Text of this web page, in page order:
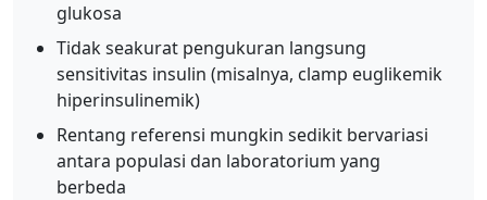
glukosa
Tidak seakurat pengukuran langsung
sensitivitas insulin (misalnya, clamp euglikemik
hiperinsulinemik)
Rentang referensi mungkin sedikit bervariasi
antara populasi dan laboratorium yang
berbeda